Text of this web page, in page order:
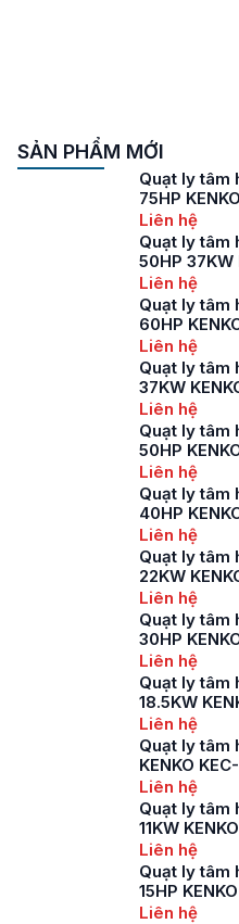
SẢN PHẨM MỚI
Quạt ly tâm
75HP
Liên hệ
Quạt ly tâm
50HP 37KW
Liên hệ
Quạt ly tâm
60HP
Liên hệ
Quạt ly tâm
37KW
Liên hệ
Quạt ly tâm
50HP
Liên hệ
Quạt ly tâm
40HP
Liên hệ
Quạt ly tâm
22KW
Liên hệ
Quạt ly tâm
30HP
Liên hệ
Quạt ly tâm
18.5KW
Liên hệ
Quạt ly tâm
KENKO
Liên hệ
Quạt ly tâm
11KW
Liên hệ
Quạt ly tâm
15HP
Liên hệ